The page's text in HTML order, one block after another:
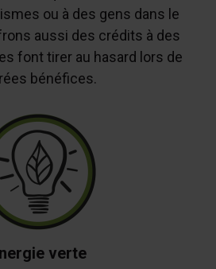
ou à des gens dans le
aussi des crédits à des
font tirer au hasard lors de
bénéfices.
verte